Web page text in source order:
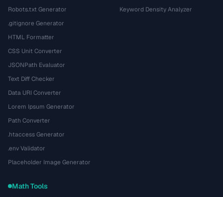
Robots.txt Generator
.gitignore Generator
HTML Formatter
CSS Unit Converter
JSONPath Evaluator
Text Diff Checker
Data URI Converter
Lorem Ipsum Generator
Path Converter
.htaccess Generator
.env Validator
Placeholder Image Generator
Keyword Density Analyzer
Math Tools